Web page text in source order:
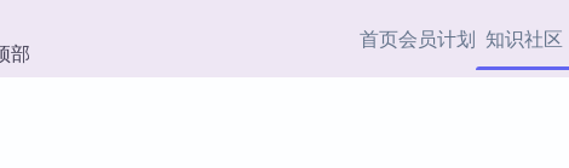
首页会员计划 知识社区
部